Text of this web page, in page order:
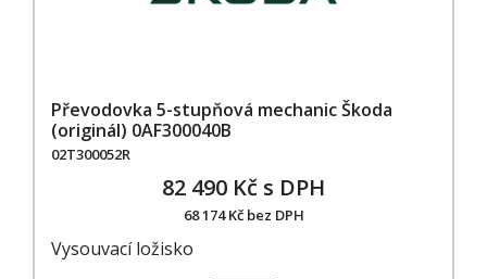
Převodovka 5-stupňová mechanic Škoda
(originál) 0AF300040B
02T300052R
82 490 Kč s DPH
68 174 Kč bez DPH
Vysouvací ložisko